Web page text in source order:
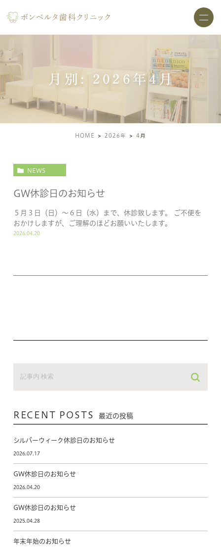
月別: 2026年4月
HOME 2026年 4 月
NEWS
GW休診日のお知らせ
５月３日（日）～６日（水）まで、休診致します。 ご不便を
おかけしますが、ご理解のほどお願いいたします。
2026.04.20
RECENT POSTS 最近の投稿
シルバーウィーク休診日のお知らせ
2026.07.17
GW休診日のお知らせ
2026.04.20
GW休診日のお知らせ
2025.04.28
年末年始のお知らせ